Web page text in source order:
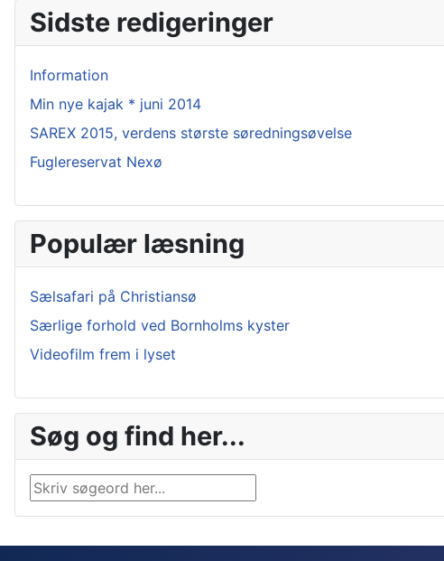
Sidste redigeringer
Information
Min nye kajak * juni 2014
SAREX 2015, verdens største søredningsøvelse
Fuglereservat Nexø
Populær læsning
Sælsafari på Christiansø
Særlige forhold ved Bornholms kyster
Videofilm frem i lyset
Søg og find her...
Søg …